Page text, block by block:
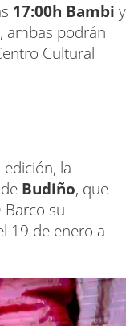
17:00h Bambi y
, ambas podrán
Cultural
la
Budiño, que
su
19 de enero a